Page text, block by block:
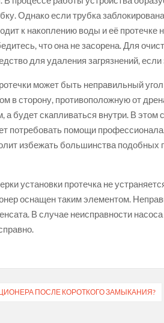
Однако если трубка
к накоплению воды и её
что она не засорена. Для
для удаления загрязнений,
может быть неправильный
в сторону, противоположную от
будет скапливаться внутри. В этом
потребовать помощи
избежать большинства
установки протечка не
оснащен таким элементом.
В случае неисправности
ПОСЛЕ КОРОТКОГО ЗАМЫКАНИЯ?